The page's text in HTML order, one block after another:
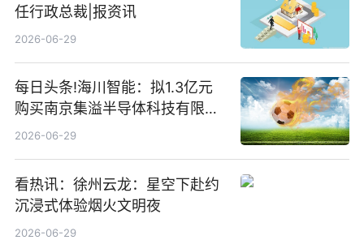
任行政总裁|报资讯
2026-06-29
每日头条!海川智能：拟1.3亿元
购买南京集溢半导体科技有限公
司15.3%股权
2026-06-29
看热讯：徐州云龙：星空下赴约
沉浸式体验烟火文明夜
2026-06-29